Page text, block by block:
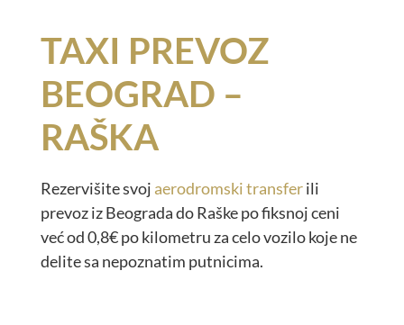
TAXI PREVOZ
BEOGRAD –
RAŠKA
Rezervišite svoj aerodromski transferili
prevoz iz Beograda do Raške po fiksnoj ceni
već od 0,8€ po kilometru za celo vozilo koje ne
delite sa nepoznatim putnicima.